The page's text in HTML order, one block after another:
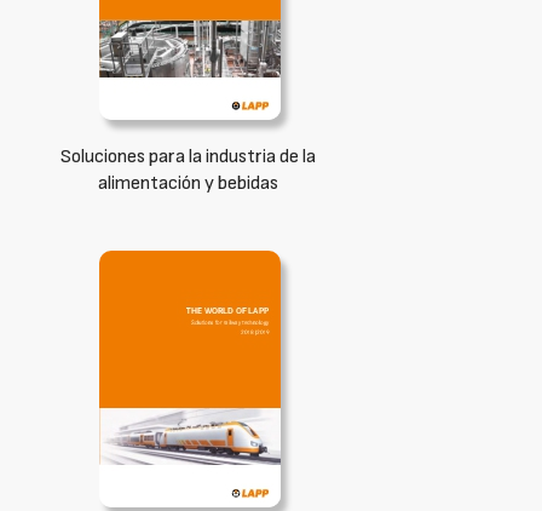
Soluciones para la industria de la
alimentación y bebidas